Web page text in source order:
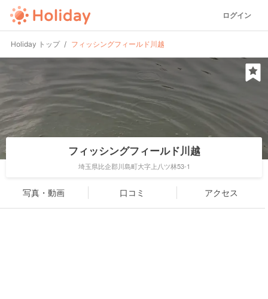
ログイン
Holiday トップ フィッシングフィールド川越
フィッシングフィールド川越
埼玉県比企郡川島町大字上八ツ林53-1
写真・動画 口コミ アクセス